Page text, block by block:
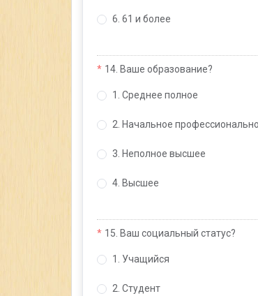
6. 61 и более
14. Ваше образование?
1. Среднее полное
2. Начальное
3. Неполное высшее
4. Высшее
15. Ваш социальный статус?
1. Учащийся
2. Студент